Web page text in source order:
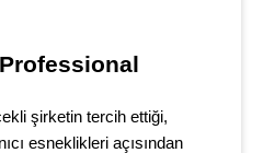
şirketin tercih ettiği,
esneklikleri açısından